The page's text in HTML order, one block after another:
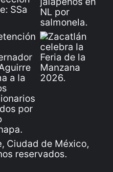
Ciudad de México,
reservados.